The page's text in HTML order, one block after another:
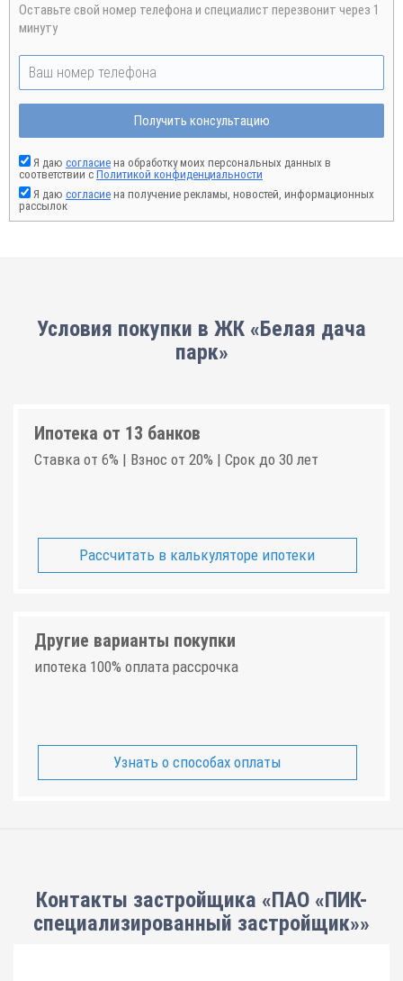
Оставьте свой номер телефона и специалист перезвонит через 1
минуту
Получить консультацию
Я даю согласие на обработку моих персональных данных в
соответствии с Политикой конфиденциальности
Я даю согласие на получение рекламы, новостей, информационных
рассылок
Условия покупки в ЖК «Белая дача
парк»
Ипотека от 13 банков
Ставка от 6% | Взнос от 20% | Срок до 30 лет
Рассчитать в калькуляторе ипотеки
Другие варианты покупки
ипотека 100% оплата рассрочка
Узнать о способах оплаты
Контакты застройщика «ПАО «ПИК-
специализированный застройщик»»